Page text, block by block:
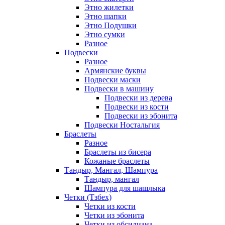
Этно жилетки
Этно шапки
Этно Подушки
Этно сумки
Разное
Подвески
Разное
Армянские буквы
Подвески маски
Подвески в машину
Подвески из дерева
Подвески из кости
Подвески из эбонита
Подвески Ностальгия
Браслеты
Разное
Браслеты из бисера
Кожаные браслеты
Тандыр, Мангал, Шампура
Тандыр, мангал
Шампура для шашлыка
Четки (Тзбех)
Четки из кости
Четки из эбонита